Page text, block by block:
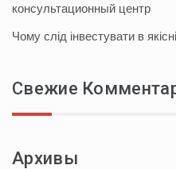
консультационный центр
Чому слід інвестувати в
Свежие
Архивы